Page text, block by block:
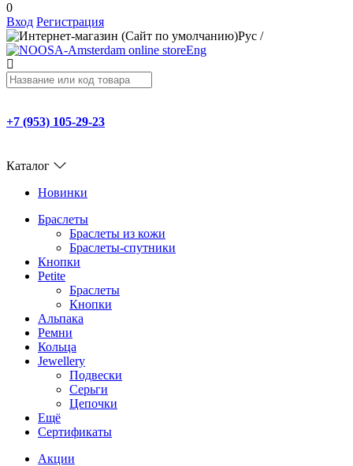
0
Вход Регистрация
Рус /
Eng
+7 (953) 105-29-23
Каталог
Новинки
Браслеты
Браслеты из кожи
Браслеты-спутники
Кнопки
Petite
Браслеты
Кнопки
Альпака
Ремни
Кольца
Jewellery
Подвески
Серьги
Цепочки
Ещё
Сертификаты
Акции